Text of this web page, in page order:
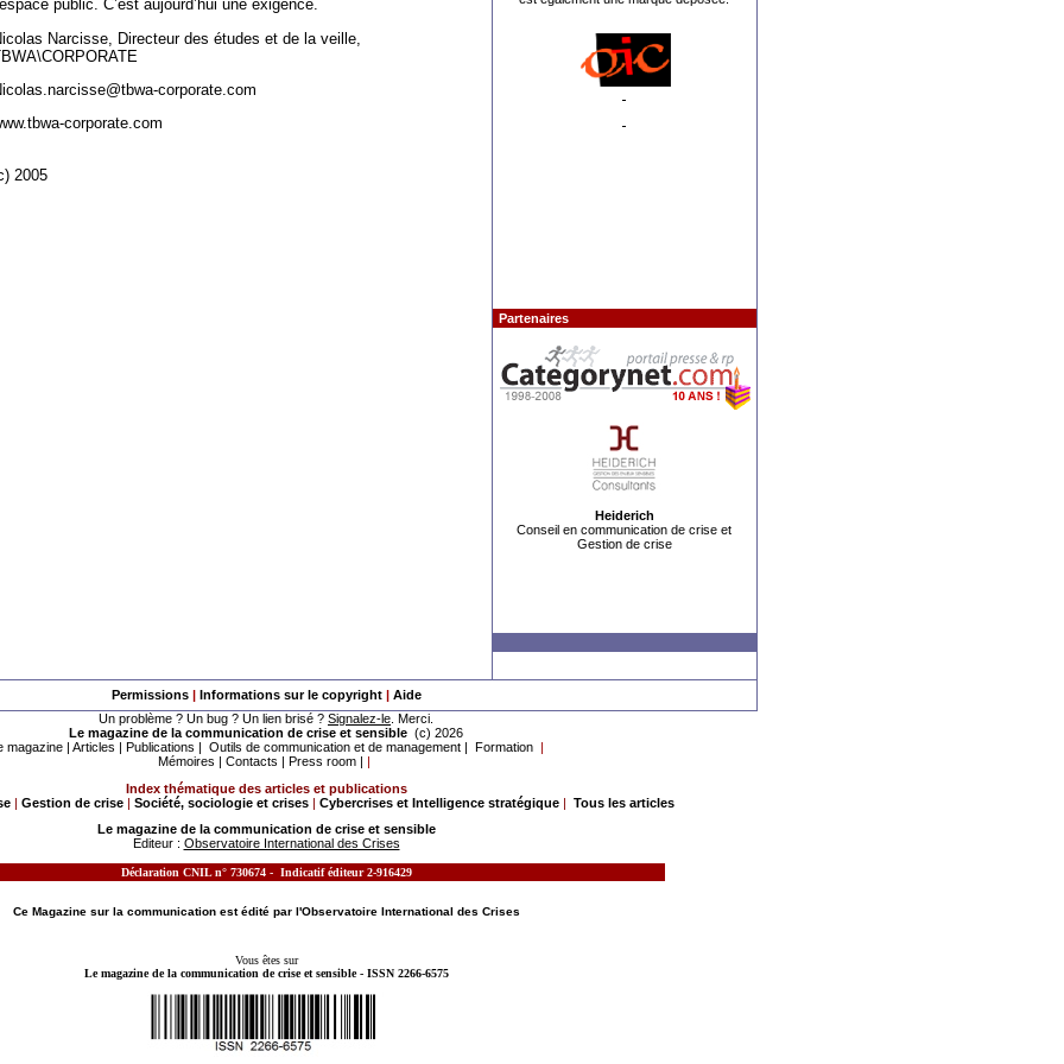
public. C’est aujourd’hui une exigence.
Narcisse, Directeur des études et de la veille,
corporate.com
corporate.com
2005
Partenaires
Heiderich
Conseil en communication de crise et
Gestion de crise
Permissions | Informations sur le copyright | Aide
Un problème ? Un bug ? Un lien brisé ? Signalez-le . Merci.
Le magazine de la communication de crise et sensible (c) 2026
magazine| Articles | Publications | Outils de communication et de management| Formation
|
Mémoires | Contacts | Press room | |
Index thématique des articles et publications
| Gestion de crise | Société, sociologie et crises | Cybercrises et Intelligence stratégique | Tous les articles
Le magazine de la communication de crise et sensible
Editeur : Observatoire International des Crises
Déclaration CNIL n° 730674 - Indicatif éditeur 2-916429
Ce Magazine sur la communicationest édité par l'Observatoire International des Crises
Vous êtes sur
Le magazine de la communication de crise et sensible - ISSN 2266-6575